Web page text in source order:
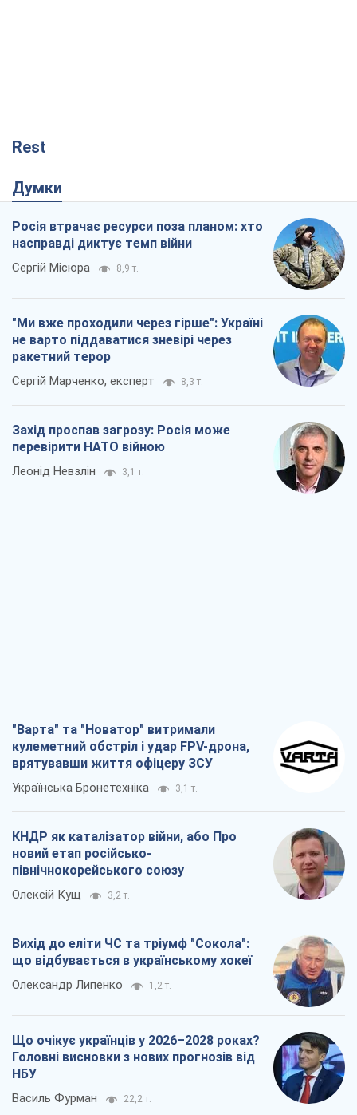
Rest
Думки
Росія втрачає ресурси поза планом: хто
насправді диктує темп війни
Сергій Місюра 8,9 т.
"Ми вже проходили через гірше": Україні
не варто піддаватися зневірі через
ракетний терор
Сергій Марченко, експерт 8,3 т.
Захід проспав загрозу: Росія може
перевірити НАТО війною
Леонід Невзлін 3,1 т.
"Варта" та "Новатор" витримали
кулеметний обстріл і удар FPV-дрона,
врятувавши життя офіцеру ЗСУ
Українська Бронетехніка 3,1 т.
КНДР як каталізатор війни, або Про
новий етап російсько-
північнокорейського союзу
Олексій Кущ 3,2 т.
Вихід до еліти ЧС та тріумф "Сокола":
що відбувається в українському хокеї
Олександр Липенко 1,2 т.
Що очікує українців у 2026–2028 роках?
Головні висновки з нових прогнозів від
НБУ
Василь Фурман 22,2 т.